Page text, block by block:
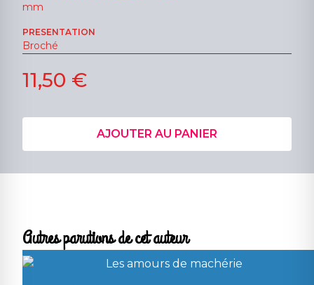
mm
PRESENTATION
Broché
11,50 €
AJOUTER AU PANIER
Autres parutions de cet auteur